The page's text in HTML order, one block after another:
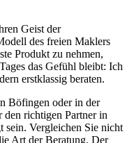
Geist der
des freien Maklers
Produkt zu nehmen,
das Gefühl bleibt: Ich
erstklassig beraten.
Böfingen oder in der
den richtigen Partner in
sein. Vergleichen Sie nicht
Art der Beratung. Der